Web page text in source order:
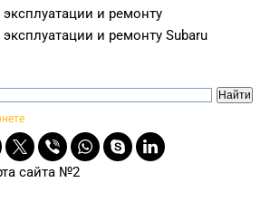
и ремонту
и ремонту Subaru
сайта №2